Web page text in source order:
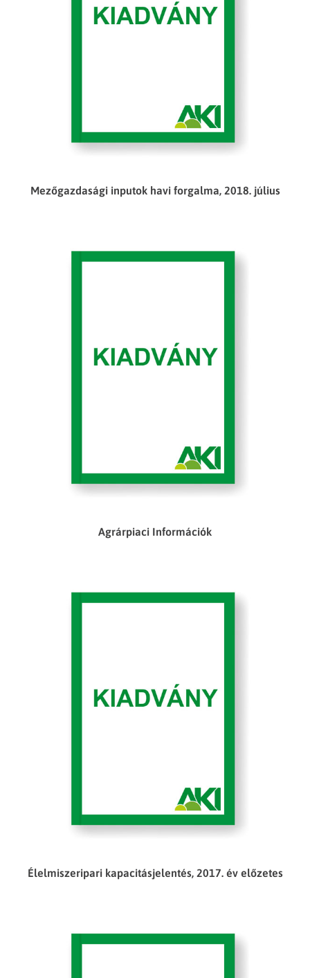
Mezőgazdasági inputok havi forgalma, 2018. július
Agrárpiaci Információk
Élelmiszeripari kapacitásjelentés, 2017. év előzetes